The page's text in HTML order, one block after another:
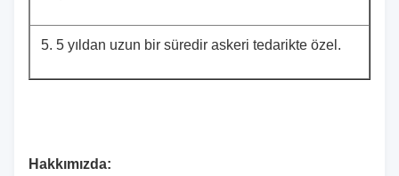
5. 5 yıldan uzun bir süredir askeri tedarikte özel.
Hakkımızda: